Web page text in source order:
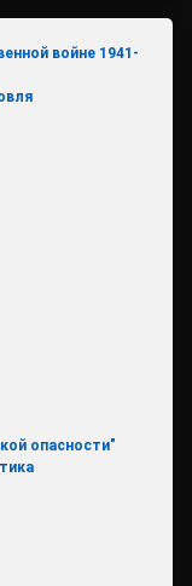
войне 1941-
опасности"